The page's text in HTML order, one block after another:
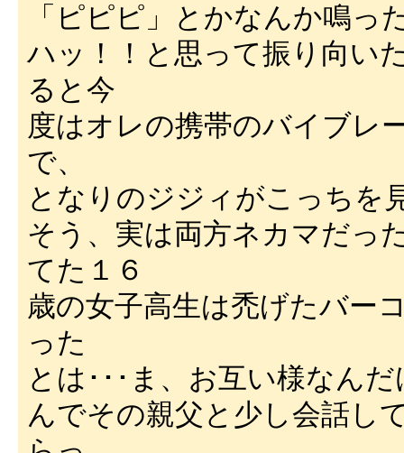
「ピピピ」とかなんか鳴っ
ハッ！！と思って振り向い
ると今
度はオレの携帯のバイブレ
で、
となりのジジィがこっちを
そう、実は両方ネカマだっ
てた１６
歳の女子高生は禿げたバー
った
とは･･･ま、お互い様なん
んでその親父と少し会話し